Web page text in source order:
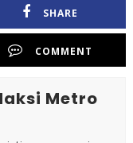
SHARE
COMMENT
Metro